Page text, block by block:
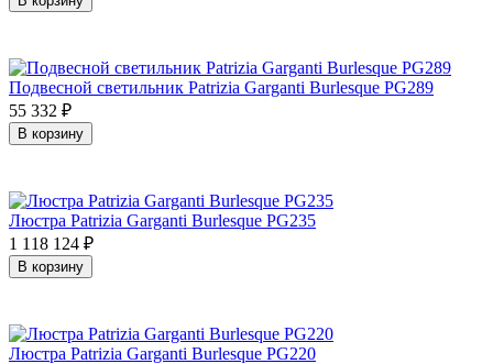
Подвесной светильник Patrizia Garganti Burlesque PG289
55 332 ₽
В корзину
Люстра Patrizia Garganti Burlesque PG235
1 118 124 ₽
В корзину
Люстра Patrizia Garganti Burlesque PG220